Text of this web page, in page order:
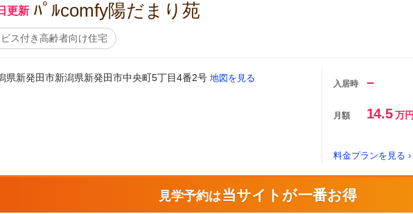
更新 ﾊﾟﾙcomfy陽だまり苑
ス付き高齢者向け住宅
県新発田市新潟県新発田市中央町5丁目4番2号地図を見る
入居時 –
月額 14.5万
料金プランを見る ›
見学予約は 当サイトが一番お得